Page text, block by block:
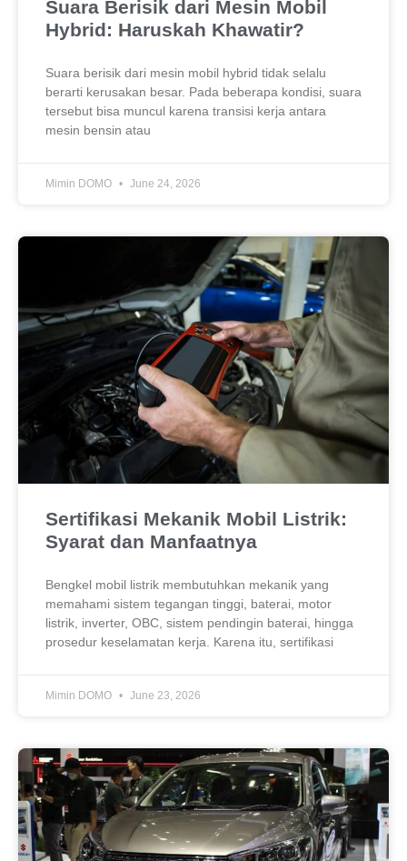
Suara Berisik dari Mesin Mobil
Hybrid: Haruskah Khawatir?
Suara berisik dari mesin mobil hybrid tidak selalu
berarti kerusakan besar. Pada beberapa kondisi, suara
tersebut bisa muncul karena transisi kerja antara
mesin bensin atau
Mimin DOMO June 24, 2026
Sertifikasi Mekanik Mobil Listrik:
Syarat dan Manfaatnya
Bengkel mobil listrik membutuhkan mekanik yang
memahami sistem tegangan tinggi, baterai, motor
listrik, inverter, OBC, sistem pendingin baterai, hingga
prosedur keselamatan kerja. Karena itu, sertifikasi
Mimin DOMO June 23, 2026